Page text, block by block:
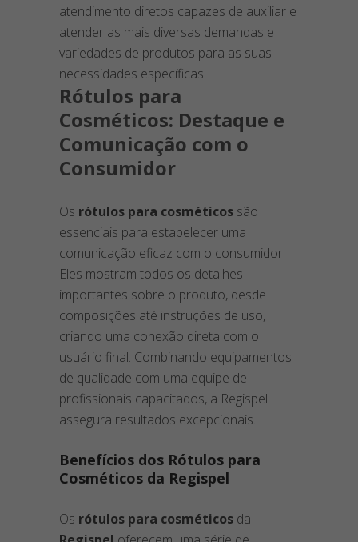
atendimento diretos capazes de auxiliar e
atender as mais diversas demandas e
variedades de produtos para as suas
necessidades específicas.
Rótulos para
Cosméticos: Destaque e
Comunicação com o
Consumidor
Os rótulos para cosméticos são
essenciais para estabelecer uma
comunicação eficaz com o consumidor.
Eles mostram todos os detalhes
importantes sobre o produto, desde
composições até instruções de uso,
criando uma conexão direta com o
usuário final. Combinando equipamentos
de qualidade com uma equipe de
profissionais capacitados, a Regispel
assegura resultados excepcionais.
Benefícios dos Rótulos para
Cosméticos da Regispel
Os rótulos para cosméticos da